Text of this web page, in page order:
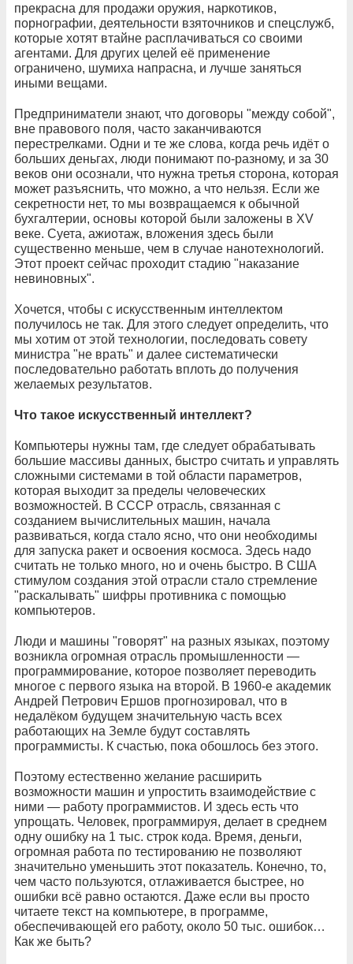
прекрасна для продажи оружия, наркотиков,
порнографии, деятельности взяточников и спецслужб,
которые хотят втайне расплачиваться со своими
агентами. Для других целей её применение
ограничено, шумиха напрасна, и лучше заняться
иными вещами.
Предприниматели знают, что договоры "между собой",
вне правового поля, часто заканчиваются
перестрелками. Одни и те же слова, когда речь идёт о
больших деньгах, люди понимают по-разному, и за 30
веков они осознали, что нужна третья сторона, которая
может разъяснить, что можно, а что нельзя. Если же
секретности нет, то мы возвращаемся к обычной
бухгалтерии, основы которой были заложены в XV
веке. Суета, ажиотаж, вложения здесь были
существенно меньше, чем в случае нанотехнологий.
Этот проект сейчас проходит стадию "наказание
невиновных".
Хочется, чтобы с искусственным интеллектом
получилось не так. Для этого следует определить, что
мы хотим от этой технологии, последовать совету
министра "не врать" и далее систематически
последовательно работать вплоть до получения
желаемых результатов.
Что такое искусственный интеллект?
Компьютеры нужны там, где следует обрабатывать
большие массивы данных, быстро считать и управлять
сложными системами в той области параметров,
которая выходит за пределы человеческих
возможностей. В СССР отрасль, связанная с
созданием вычислительных машин, начала
развиваться, когда стало ясно, что они необходимы
для запуска ракет и освоения космоса. Здесь надо
считать не только много, но и очень быстро. В США
стимулом создания этой отрасли стало стремление
"раскалывать" шифры противника с помощью
компьютеров.
Люди и машины "говорят" на разных языках, поэтому
возникла огромная отрасль промышленности —
программирование, которое позволяет переводить
многое с первого языка на второй. В 1960-е академик
Андрей Петрович Ершов прогнозировал, что в
недалёком будущем значительную часть всех
работающих на Земле будут составлять
программисты. К счастью, пока обошлось без этого.
Поэтому естественно желание расширить
возможности машин и упростить взаимодействие с
ними — работу программистов. И здесь есть что
упрощать. Человек, программируя, делает в среднем
одну ошибку на 1 тыс. строк кода. Время, деньги,
огромная работа по тестированию не позволяют
значительно уменьшить этот показатель. Конечно, то,
чем часто пользуются, отлаживается быстрее, но
ошибки всё равно остаются. Даже если вы просто
читаете текст на компьютере, в программе,
обеспечивающей его работу, около 50 тыс. ошибок…
Как же быть?